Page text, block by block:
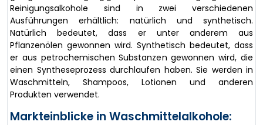
Reinigungsalkohole sind in zwei verschiedenen
Ausführungen erhältlich: natürlich und synthetisch.
Natürlich bedeutet, dass er unter anderem aus
Pflanzenölen gewonnen wird. Synthetisch bedeutet, dass
er aus petrochemischen Substanzen gewonnen wird, die
einen Syntheseprozess durchlaufen haben. Sie werden in
Waschmitteln, Shampoos, Lotionen und anderen
Produkten verwendet.
Markteinblicke in Waschmittelalkohole: